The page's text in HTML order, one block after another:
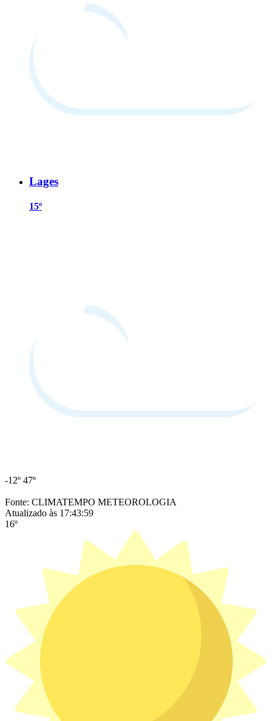
Lages
15º
-12º 47º
Fonte: CLIMATEMPO METEOROLOGIA
Atualizado às 17:43:59
16º